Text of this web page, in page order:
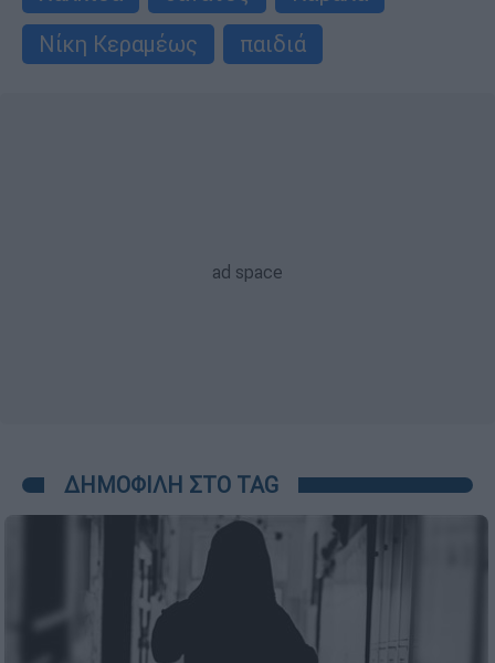
Νίκη Κεραμέως
παιδιά
ΔΗΜΟΦΙΛΗ ΣΤΟ TAG